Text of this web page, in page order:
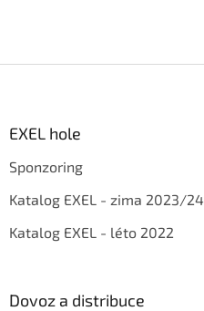
EXEL hole
Sponzoring
Katalog EXEL - zima 2023/24
Katalog EXEL - léto 2022
Dovoz a distribuce